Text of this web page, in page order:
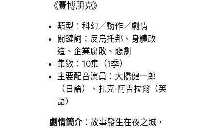
《賽博朋克》
類型：科幻／動作／劇情
關鍵詞：反烏托邦、身體改
造、企業腐敗、悲劇
集數：10集（1季）
主要配音演員：大橋健一郎
（日語）、扎克·阿吉拉爾（英
語）
劇情簡介：故事發生在夜之城，